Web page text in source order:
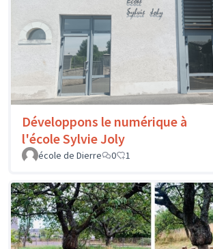
Développons le numérique à
l'école Sylvie Joly
école de Dierre
0 1